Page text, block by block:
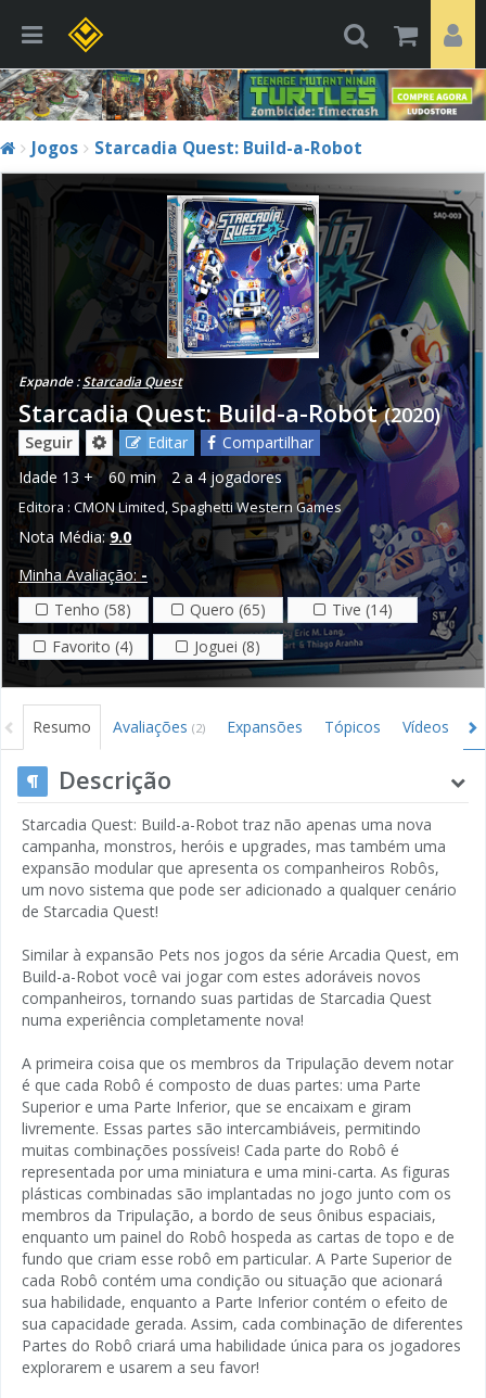
Jogos Starcadia Quest: Build-a-Robot
Expande :Starcadia Quest
Starcadia Quest: Build-a-Robot (2020)
Seguir Editar
Compartilhar
Idade 13 + 60 min 2 a 4 jogadores
Editora : CMON Limited, Spaghetti Western Games
Nota Média:9.0
Minha Avaliação: -
Tenho (58)
Quero (65)
Tive (14)
Favorito (4)
Joguei (8)
Resumo Avaliações (2) Expansões Tópicos Vídeos
Gráficos Créditos
Descrição
Starcadia Quest: Build-a-Robot traz não apenas uma nova
campanha, monstros, heróis e upgrades, mas também uma
expansão modular que apresenta os companheiros Robôs,
um novo sistema que pode ser adicionado a qualquer cenário
de Starcadia Quest!
Similar à expansão Pets nos jogos da série Arcadia Quest, em
Build-a-Robot você vai jogar com estes adoráveis novos
companheiros, tornando suas partidas de Starcadia Quest
numa experiência completamente nova!
A primeira coisa que os membros da Tripulação devem notar
é que cada Robô é composto de duas partes: uma Parte
Superior e uma Parte Inferior, que se encaixam e giram
livremente. Essas partes são intercambiáveis, permitindo
muitas combinações possíveis! Cada parte do Robô é
representada por uma miniatura e uma mini-carta. As figuras
plásticas combinadas são implantadas no jogo junto com os
membros da Tripulação, a bordo de seus ônibus espaciais,
enquanto um painel do Robô hospeda as cartas de topo e de
fundo que criam esse robô em particular. A Parte Superior de
cada Robô contém uma condição ou situação que acionará
sua habilidade, enquanto a Parte Inferior contém o efeito de
sua capacidade gerada. Assim, cada combinação de diferentes
Partes do Robô criará uma habilidade única para os jogadores
explorarem e usarem a seu favor!